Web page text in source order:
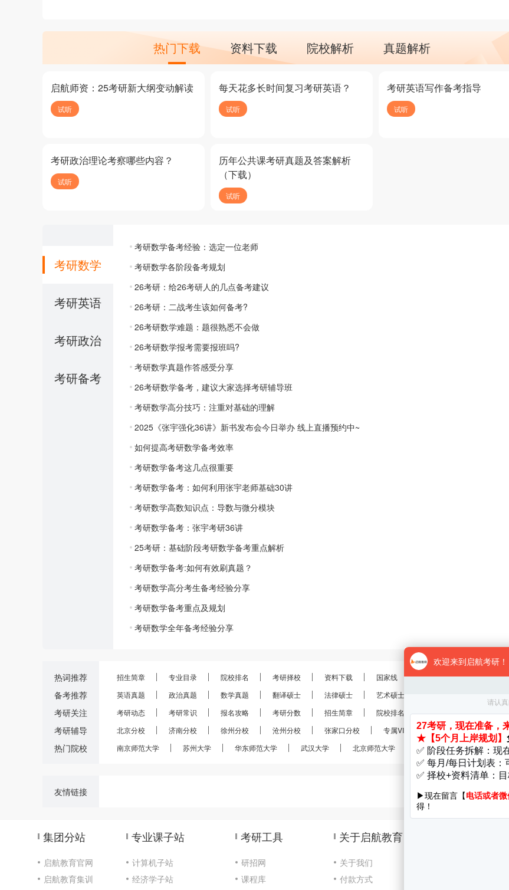
热门下载 资料下载 院校解析 真题解析
启航师资：25考研新大纲变动解读
试听
每天花多长时间复习考研英语？
试听
考研英语写作备考指导
试听
考研政治理论考察哪些内容？
试听
历年公共课考研真题及答案解析
（下载）
试听
考研数学
考研英语
考研政治
考研备考
考研数学备考经验：选定一位老师
考研数学各阶段备考规划
26考研：给26考研人的几点备考建议
26考研：二战考生该如何备考?
26考研数学难题：题很熟悉不会做
26考研数学报考需要报班吗?
考研数学真题作答感受分享
26考研数学备考，建议大家选择考研辅导班
考研数学高分技巧：注重对基础的理解
2025《张宇强化36讲》新书发布会今日举办 线上直播预约中~
如何提高考研数学备考效率
考研数学备考这几点很重要
考研数学备考：如何利用张宇老师基础30讲
考研数学高数知识点：导数与微分模块
考研数学备考：张宇考研36讲
25考研：基础阶段考研数学备考重点解析
考研数学备考:如何有效刷真题？
考研数学高分考生备考经验分享
考研数学备考重点及规划
考研数学全年备考经验分享
热词推荐
备考推荐
考研关注
考研辅导
热门院校
招生简章 专业目录 院校排名 考研择校 资料下载 国家线 分数线 报录比
英语真题
政治真题 数学真题 翻译硕士 法律硕士 艺术硕士
考研动态
考研常识 报名攻略 考研分数 招生简章 院校排名 考研真题 经验分享
北京分校
济南分校 徐州分校 沧州分校 张家口分校 专属VIP VIP定制
28考研
南京师范大学
苏州大学 华东师范大学 武汉大学 北京师范大学 南京大学 南开大学
友情链接
集团分站
启航教育官网
启航教育集训
专业课子站
计算机子站
经济学子站
考研工具
研招网
课程库
关于启航教育
关于我们
付款方式